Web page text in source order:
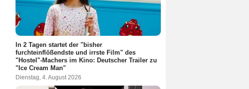
In 2 Tagen startet der "bisher
furchteinflößendste und irrste Film" des
"Hostel"-Machers im Kino: Deutscher Trailer zu
"Ice Cream Man"
Dienstag, 4. August 2026